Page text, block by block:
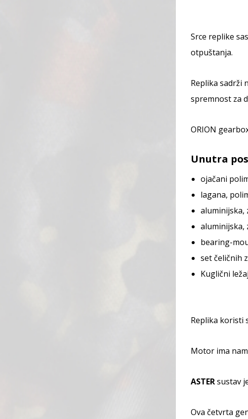
Srce replike
otpuštanja.
Replika sadrži
spremnost za
ORION
Unutra
ojačani
lagana,
aluminijska,
aluminijska,
bearing-
set čeličnih
Kuglični
Replika koristi
Motor ima
ASTERsustav
Ova četvrta